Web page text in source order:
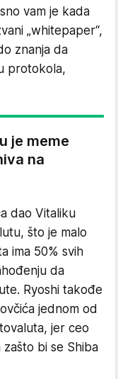
vam je kada
„whitepaper“,
znanja da
protokola,
je meme
na
dao Vitaliku
što je malo
ima 50% svih
da
Ryoshi takođe
jednom od
jer ceo
bi se Shiba